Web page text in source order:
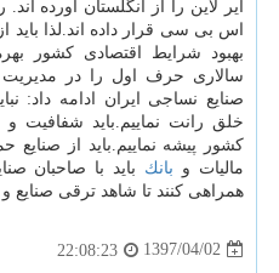
ایر لاین را از انگلستان آورده
اس بی سی قرار داده اند.لذا
بهبود شرایط اقتصادی كشور
سالاری حرف اول را در
صنایع نساجی ایران ادامه داد:
خلق رانت نماییم.باید شفافیت
كشور پیشه نماییم.باید از صنایع
مالیات و بانك باید با صاحبان
همراهی كنند تا شاهد ترقی صنایع و
1397/04/02
22:08:23